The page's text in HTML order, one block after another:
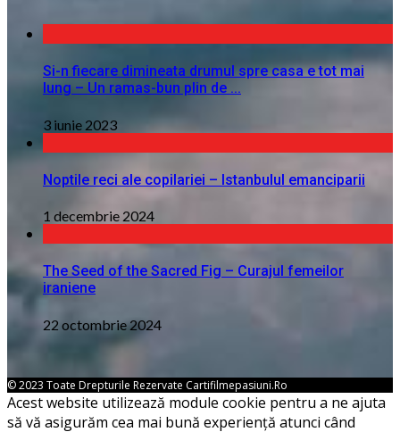
Si-n fiecare dimineata drumul spre casa e tot mai
lung – Un ramas-bun plin de ...
3 iunie 2023
Noptile reci ale copilariei – Istanbulul emanciparii
1 decembrie 2024
The Seed of the Sacred Fig – Curajul femeilor
iraniene
22 octombrie 2024
© 2023 Toate Drepturile Rezervate Cartifilmepasiuni.ro
Acest website utilizează module cookie pentru a ne ajuta
să vă asigurăm cea mai bună experiență atunci când